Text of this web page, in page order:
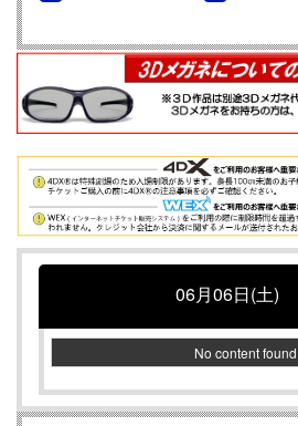
06月06日(土)
No content found.